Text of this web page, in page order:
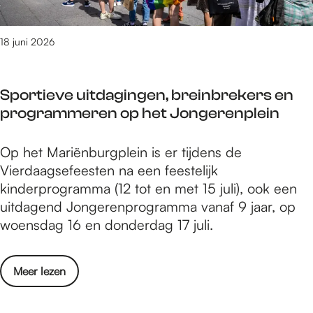
d
a
g
e
t
e
n
k
u
n
s
z
r
s
:
e
r
a
d
e
r
d
g
m
Sportieve uitdagingen, breinbrekers en
programmeren op het Jongerenplein
18 juni 2026
S
p
o
r
t
e
v
Op het Mariënburgplein is er tijdens de
Vierdaagsefeesten na een feestelijk
kinderprogramma (12 tot en met 15 juli), ook een
uitdagend Jongerenprogramma vanaf 9 jaar, op
woensdag 16 en donderdag 17 juli.
Meer lezen
o
v